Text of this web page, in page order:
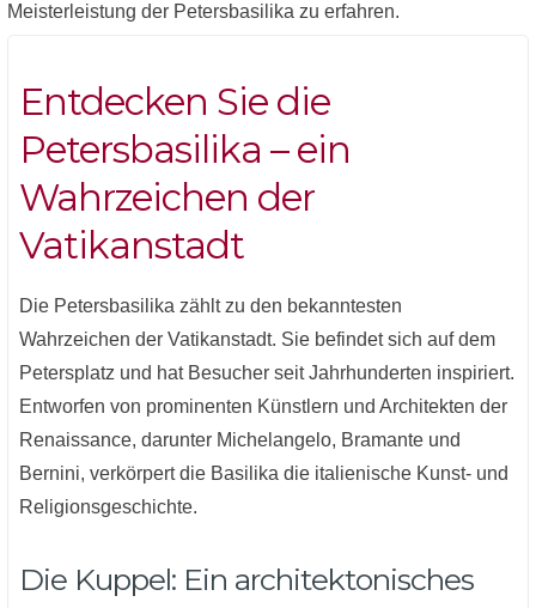
Meisterleistung der Petersbasilika zu erfahren.
Entdecken Sie die
Petersbasilika – ein
Wahrzeichen der
Vatikanstadt
Die Petersbasilika zählt zu den bekanntesten
Wahrzeichen der Vatikanstadt. Sie befindet sich auf dem
Petersplatz und hat Besucher seit Jahrhunderten inspiriert.
Entworfen von prominenten Künstlern und Architekten der
Renaissance, darunter Michelangelo, Bramante und
Bernini, verkörpert die Basilika die italienische Kunst- und
Religionsgeschichte.
Die Kuppel: Ein architektonisches